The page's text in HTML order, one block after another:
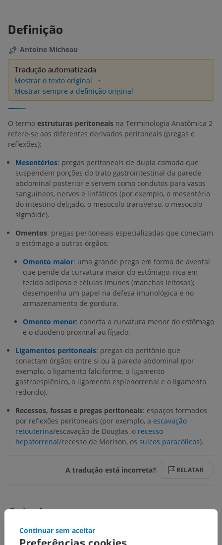
Definição
Antoine Micheau
Tradução automatizada
Mostrar o texto original
Mostrar sempre a definição original
O termo estruturas peritoneais na Terminologia Anatômica 2
refere-se aos diferentes derivados peritoneais (pregas e
reflexões):
Mesentérios: pregas peritoneais de dupla camada que
suspendem porções do trato gastrointestinal da parede
abdominal posterior e servem como condutos para vasos
sanguíneos, nervos e linfáticos (por exemplo, o mesentério
do intestino delgado, o mesocolo transverso, o mesocolo
sigmóide).
Omentos: pregas peritoneais especializadas que conectam
o estômago a outros órgãos:
Omento maior: uma grande prega em forma de avental
que pende da curvatura maior do estômago, rica em
tecido adiposo e células imunes (manchas leitosas);
desempenha um papel na defesa imunológica e no
armazenamento de gordura.
Omento menor: conecta a curvatura menor do estômago
e o duodeno proximal ao fígado.
Ligamentos peritoneais: pregas do peritônio que
conectam órgãos entre si ou à parede abdominal (por
exemplo, o ligamento falciforme, o ligamento
gastroesplênico, o ligamento esplenorrenal e o ligamento
redondo).
Recessos, fossas e pregas peritoneais: espaços formados
por reflexões peritoneais (por exemplo, a escavação
retouterina/escavação de Douglas, o recesso
hepatorrenal/recesso de Morison, os sulcos paracólicos).
A tradução está incorreta? RELATAR
Galeria
Preferências cookies
Continuar sem aceitar